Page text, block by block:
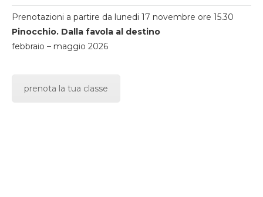
Prenotazioni a partire da lunedi 17 novembre ore 15.30
Pinocchio. Dalla favola al destino
febbraio – maggio 2026
prenota la tua classe